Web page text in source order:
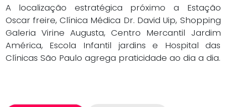
A localização estratégica próximo a Estação
Oscar freire, Clínica Médica Dr. David Uip, Shopping
Galeria Virine Augusta, Centro Mercantil Jardim
América, Escola Infantil jardins e Hospital das
Clínicas São Paulo agrega praticidade ao dia a dia.